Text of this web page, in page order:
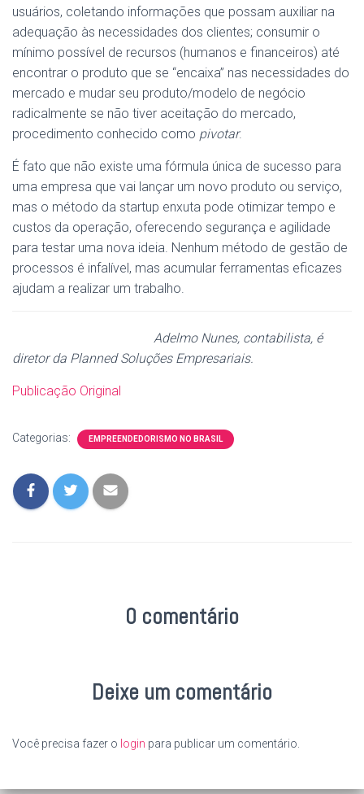
usuários, coletando informações que possam auxiliar na
adequação às necessidades dos clientes; consumir o
mínimo possível de recursos (humanos e financeiros) até
encontrar o produto que se “encaixa” nas necessidades do
mercado e mudar seu produto/modelo de negócio
radicalmente se não tiver aceitação do mercado,
procedimento conhecido como pivotar.
É fato que não existe uma fórmula única de sucesso para
uma empresa que vai lançar um novo produto ou serviço,
mas o método da startup enxuta pode otimizar tempo e
custos da operação, oferecendo segurança e agilidade
para testar uma nova ideia. Nenhum método de gestão de
processos é infalível, mas acumular ferramentas eficazes
ajudam a realizar um trabalho.
Adelmo Nunes, contabilista, é
diretor da Planned Soluções Empresariais.
Publicação Original
Categorias: EMPREENDEDORISMO NO BRASIL
0 comentário
Deixe um comentário
Você precisa fazer o login para publicar um comentário.